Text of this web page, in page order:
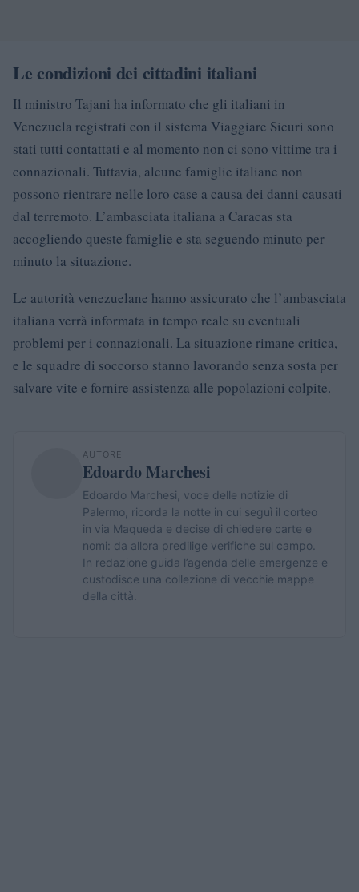
Le condizioni dei cittadini italiani
Il ministro Tajani ha informato che gli italiani in
Venezuela registrati con il sistema Viaggiare Sicuri sono
stati tutti contattati e al momento non ci sono vittime tra i
connazionali. Tuttavia, alcune famiglie italiane non
possono rientrare nelle loro case a causa dei danni causati
dal terremoto. L’ambasciata italiana a Caracas sta
accogliendo queste famiglie e sta seguendo minuto per
minuto la situazione.
Le autorità venezuelane hanno assicurato che l’ambasciata
italiana verrà informata in tempo reale su eventuali
problemi per i connazionali. La situazione rimane critica,
e le squadre di soccorso stanno lavorando senza sosta per
salvare vite e fornire assistenza alle popolazioni colpite.
AUTORE
Edoardo Marchesi
Edoardo Marchesi, voce delle notizie di
Palermo, ricorda la notte in cui seguì il corteo
in via Maqueda e decise di chiedere carte e
nomi: da allora predilige verifiche sul campo.
In redazione guida l’agenda delle emergenze e
custodisce una collezione di vecchie mappe
della città.